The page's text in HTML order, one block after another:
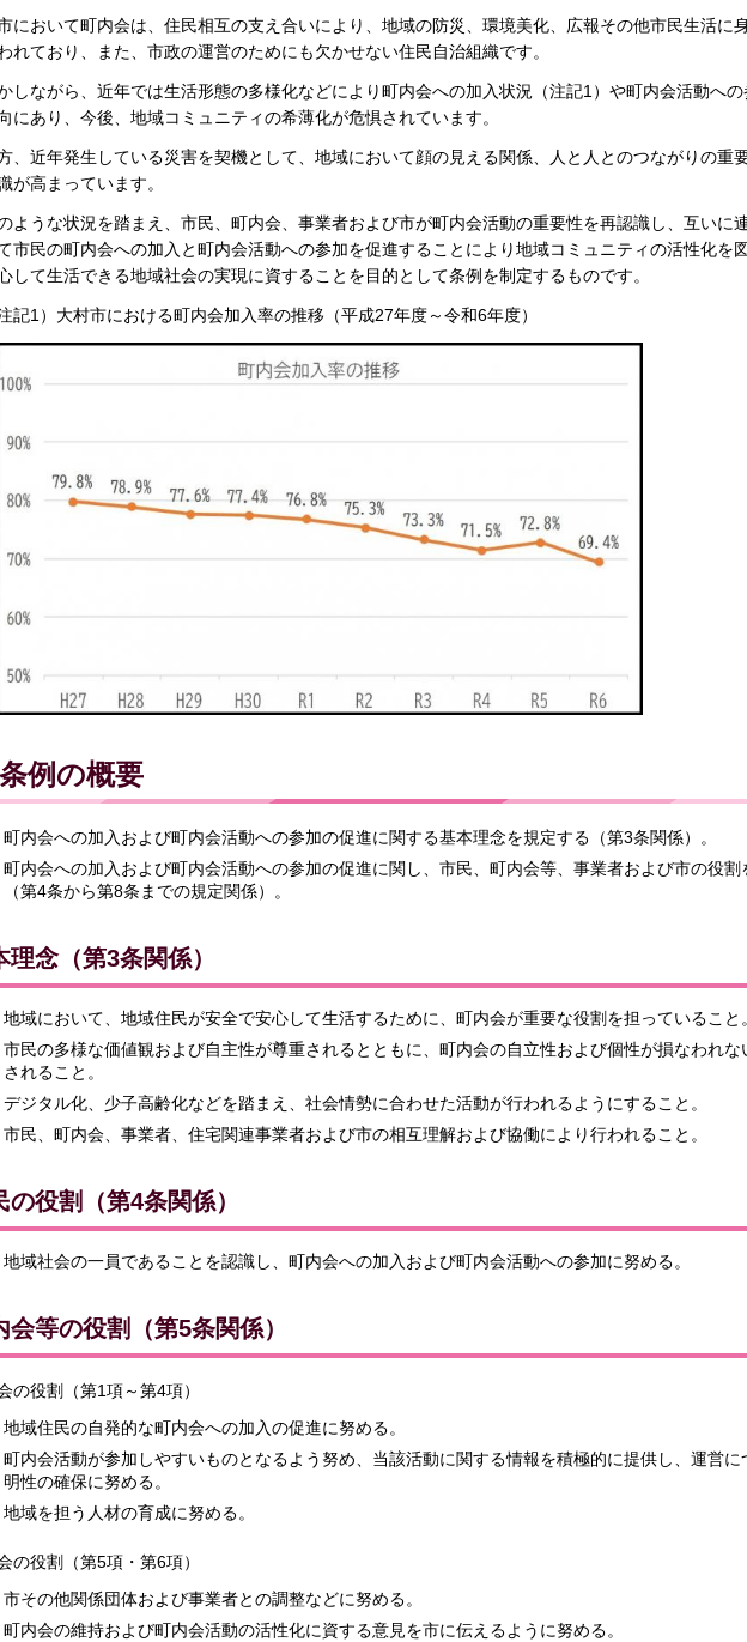
において町内会は、住民相互の支え合いにより、地域の防災、環境美化、広報その他市民生活に
れており、また、市政の運営のためにも欠かせない住民自治組織です。
しながら、近年では生活形態の多様化などにより町内会への加入状況（注記1）や町内会活動へ
にあり、今後、地域コミュニティの希薄化が危惧されています。
、近年発生している災害を契機として、地域において顔の見える関係、人と人とのつながりの重
が高まっています。
ような状況を踏まえ、市民、町内会、事業者および市が町内会活動の重要性を再認識し、互いに
市民の町内会への加入と町内会活動への参加を促進することにより地域コミュニティの活性化を
して生活できる地域社会の実現に資することを目的として条例を制定するものです。
記1）大村市における町内会加入率の推移（平成27年度～令和6年度）
条例の概要
町内会への加入および町内会活動への参加の促進に関する基本理念を規定する（第3条関係）。
町内会への加入および町内会活動への参加の促進に関し、市民、町内会等、事業者および市の役割
（第4条から第8条までの規定関係）。
理念（第3条関係）
地域において、地域住民が安全で安心して生活するために、町内会が重要な役割を担っていること。
市民の多様な価値観および自主性が尊重されるとともに、町内会の自立性および個性が損なわれな
されること。
デジタル化、少子高齢化などを踏まえ、社会情勢に合わせた活動が行われるようにすること。
市民、町内会、事業者、住宅関連事業者および市の相互理解および協働により行われること。
の役割（第4条関係）
地域社会の一員であることを認識し、町内会への加入および町内会活動への参加に努める。
会等の役割（第5条関係）
の役割（第1項～第4項）
地域住民の自発的な町内会への加入の促進に努める。
町内会活動が参加しやすいものとなるよう努め、当該活動に関する情報を積極的に提供し、運営に
明性の確保に努める。
地域を担う人材の育成に努める。
の役割（第5項・第6項）
市その他関係団体および事業者との調整などに努める。
町内会の維持および町内会活動の活性化に資する意見を市に伝えるように努める。